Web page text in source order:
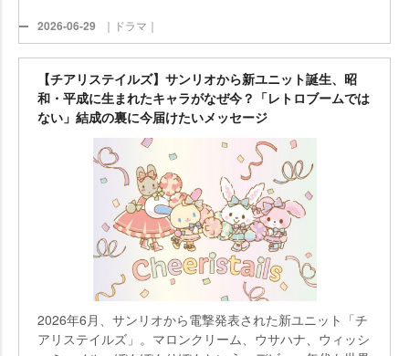
2026-06-29 ｜ドラマ｜
【チアリステイルズ】サンリオから新ユニット誕生、昭
和・平成に生まれたキャラがなぜ今？「レトロブームでは
ない」結成の裏に今届けたいメッセージ
2026年6月、サンリオから電撃発表された新ユニット「チ
アリステイルズ」。マロンクリーム、ウサハナ、ウィッシ